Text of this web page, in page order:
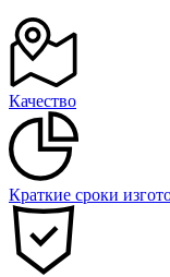
Качество
Краткие сроки